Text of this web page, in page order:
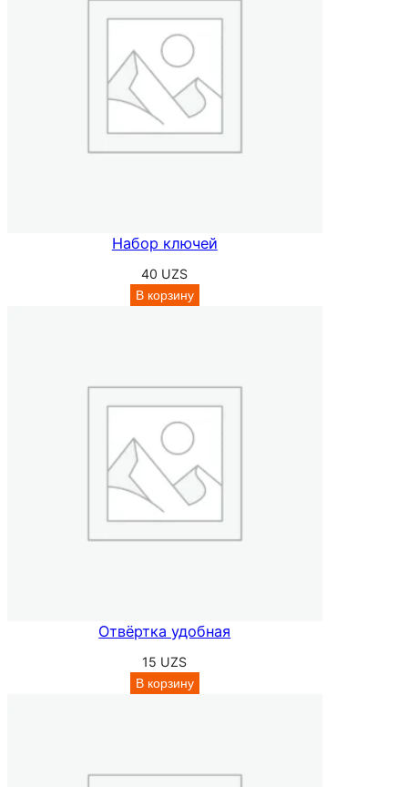
Набор ключей
40 UZS
В корзину
Отвёртка удобная
15 UZS
В корзину